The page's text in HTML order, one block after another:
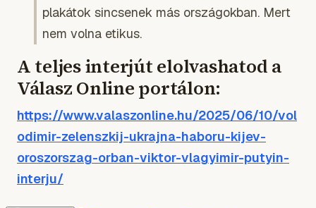
plakátok sincsenek más országokban. Mert
nem volna etikus.
A teljes interjút elolvashatod a
Válasz Online portálon:
https://www.valaszonline.hu/2025/06/10/vol
odimir-zelenszkij-ukrajna-haboru-kijev-
oroszorszag-orban-viktor-vlagyimir-putyin-
interju/